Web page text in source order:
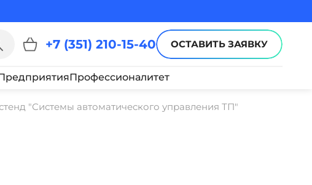
+7 (351) 210-15-40 ОСТАВИТЬ ЗАЯВКУ
Профессионалитет
"Системы автоматического управления ТП"